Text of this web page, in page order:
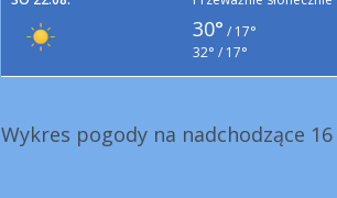
30° / 17°
32° / 17°
Wykres pogody na nadchodzące 16